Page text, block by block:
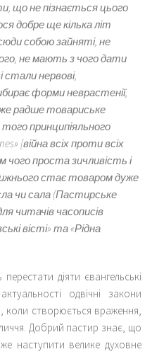
що не пізнається цього
добре ще кілька літ
собою зайняті, не
не мають з чого дати
стали нервові,
форми неврастенії,
радше товариське
принципіяльного
[війна всіх проти всіх
чого проста зичливість і
стає товаром дуже
чи сала (Пастирське
читачів часописів
вісті» та «Рідна
діяти євангельські
одвічні закони
коли створюється враження,
Добрий пастир знає, що
наступити велике духовне